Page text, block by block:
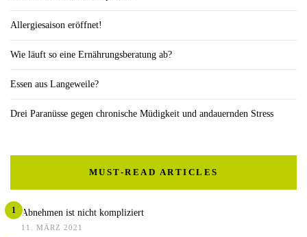
Allergiesaison eröffnet!
Wie läuft so eine Ernährungsberatung ab?
Essen aus Langeweile?
Drei Paranüsse gegen chronische Müdigkeit und andauernden Stress
MUST-READ ARTICLES
1 Abnehmen ist nicht kompliziert
11. MÄRZ 2021